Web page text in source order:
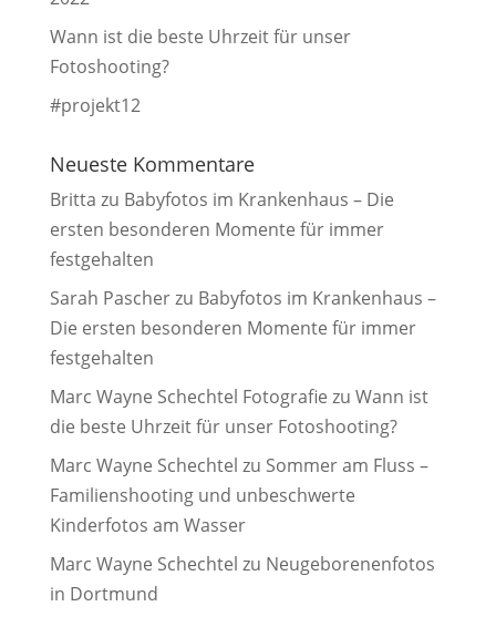
Wann ist die beste Uhrzeit für unser
Fotoshooting?
#projekt12
Neueste Kommentare
Britta zu Babyfotos im Krankenhaus – Die
ersten besonderen Momente für immer
festgehalten
Sarah Pascherzu Babyfotos im Krankenhaus –
Die ersten besonderen Momente für immer
festgehalten
Marc Wayne Schechtel Fotografie zu Wann ist
die beste Uhrzeit für unser Fotoshooting?
Marc Wayne Schechtel zu Sommer am Fluss –
Familienshooting und unbeschwerte
Kinderfotos am Wasser
Marc Wayne Schechtel zu Neugeborenenfotos
in Dortmund